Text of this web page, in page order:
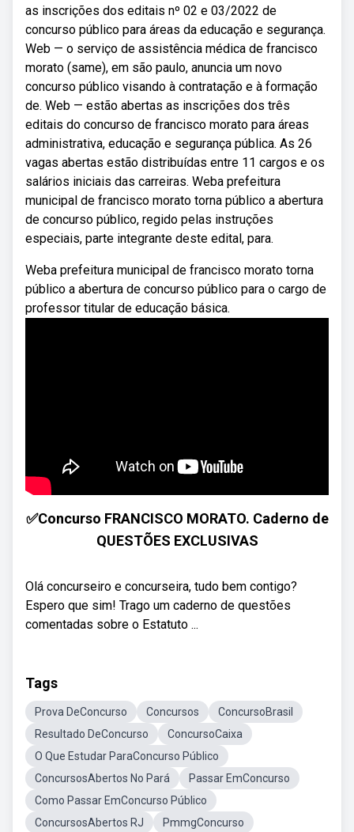
as inscrições dos editais nº 02 e 03/2022 de
concurso público para áreas da educação e segurança.
Web — o serviço de assistência médica de francisco
morato (same), em são paulo, anuncia um novo
concurso público visando à contratação e à formação
de. Web — estão abertas as inscrições dos três
editais do concurso de francisco morato para áreas
administrativa, educação e segurança pública. As 26
vagas abertas estão distribuídas entre 11 cargos e os
salários iniciais das carreiras. Weba prefeitura
municipal de francisco morato torna público a abertura
de concurso público, regido pelas instruções
especiais, parte integrante deste edital, para.
Weba prefeitura municipal de francisco morato torna
público a abertura de concurso público para o cargo de
professor titular de educação básica.
✅Concurso FRANCISCO MORATO. Caderno de
QUESTÕES EXCLUSIVAS
Olá concurseiro e concurseira, tudo bem contigo?
Espero que sim! Trago um caderno de questões
comentadas sobre o Estatuto ...
Tags
Prova DeConcurso Concursos
ConcursoBrasil
Resultado DeConcurso
ConcursoCaixa
O Que Estudar ParaConcurso Público
ConcursosAbertos No Pará
Passar EmConcurso
Como Passar EmConcurso Público
ConcursosAbertos RJ
PmmgConcurso